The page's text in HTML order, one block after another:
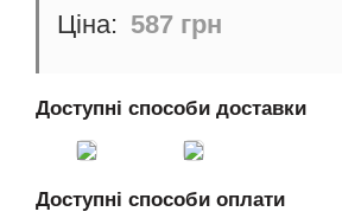
587 грн
Доступні способи доставки
Доступні способи оплати